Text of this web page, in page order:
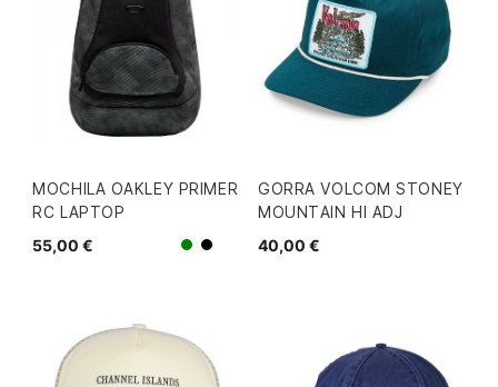
MOCHILA OAKLEY PRIMER
RC LAPTOP
55,00 €
VerdeNegro/Gris
GORRA VOLCOM STONEY
MOUNTAIN HI ADJ
40,00 €